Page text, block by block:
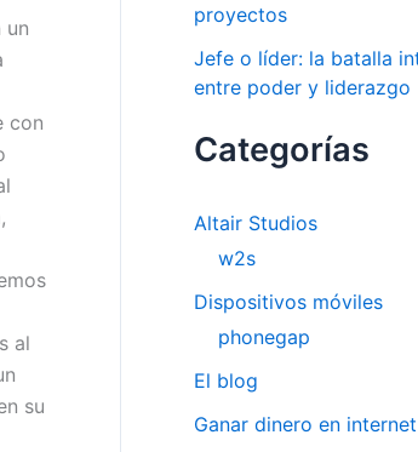
un
con
al
su
proyectos
Jefe o líder: la batalla
entre poder y liderazgo
Categorías
Altair Studios
w2s
Dispositivos móviles
phonegap
El blog
Ganar dinero en internet